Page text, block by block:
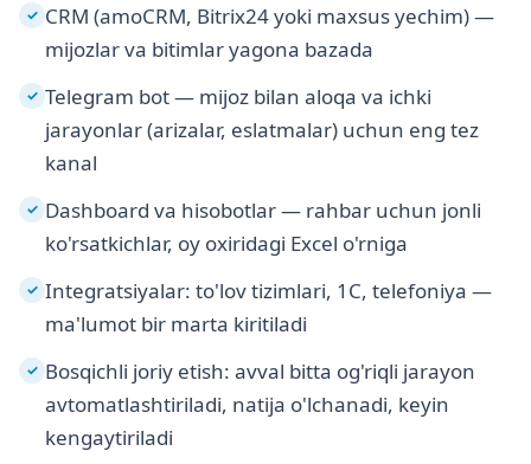
✓ CRM (amoCRM, Bitrix24 yoki maxsus yechim) —
mijozlar va bitimlar yagona bazada
✓ Telegram bot — mijoz bilan aloqa va ichki
jarayonlar (arizalar, eslatmalar) uchun eng tez
kanal
✓ Dashboard va hisobotlar — rahbar uchun jonli
ko'rsatkichlar, oy oxiridagi Excel o'rniga
✓ Integratsiyalar: to'lov tizimlari, 1C, telefoniya —
ma'lumot bir marta kiritiladi
✓ Bosqichli joriy etish: avval bitta og'riqli jarayon
avtomatlashtiriladi, natija o'lchanadi, keyin
kengaytiriladi